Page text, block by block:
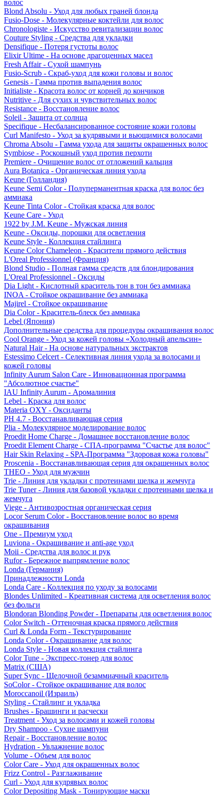
волос
Blond Absolu - Уход для любых граней блонда
Fusio-Dose - Молекулярные коктейли для волос
Chronologiste - Искусство ревитализации волос
Couture Styling - Средства для укладки
Densifique - Потеря густоты волос
Elixir Ultime - На основе драгоценных масел
Fresh Affair - Сухой шампунь
Fusio-Scrub - Скраб-уход для кожи головы и волос
Genesis - Гамма против выпадения волос
Initialiste - Красота волос от корней до кончиков
Nutritive - Для сухих и чувствительных волос
Resistance - Восстановление волос
Soleil - Защита от солнца
Specifique - Несбалансированное состояние кожи головы
Curl Manifesto - Уход за кудрявыми и вьющимися волосами
Chroma Absolu - Гамма ухода для защиты окрашенных волос
Symbiose - Роскошный уход против перхоти
Premiere - Очищение волос от отложений кальция
Aura Botanica - Органическая линия ухода
Keune (Голландия)
Keune Semi Color - Полуперманентная краска для волос без
аммиака
Keune Tinta Color - Стойкая краска для волос
Keune Care - Уход
1922 by J.M. Keune - Мужская линия
Keune - Оксиды, порошки для осветления
Keune Style - Коллекция стайлинга
Keune Color Chameleon - Красители прямого действия
L'Oreal Professionnel (Франция)
Blond Studio - Полная гамма средств для блондирования
L'Oreal Professionnel - Оксиды
Dia Light - Кислотный краситель тон в тон без аммиака
INOA - Стойкое окрашивание без аммиака
Majirel - Стойкое окрашивание
Dia Color - Краситель-блеск без аммиака
Lebel (Япония)
Дополнительные средства для процедуры окрашивания волос
Cool Orange - Уход за кожей головы «Холодный апельсин»
Natural Hair - На основе натуральных экстрактов
Estessimo Celcert - Селективная линия ухода за волосами и
кожей головы
Infinity Aurum Salon Care - Инновационная программа
"Абсолютное счастье"
IAU Infinity Aurum - Аромалиния
Lebel - Краска для волос
Materia OXY - Оксиданты
PH 4.7 - Восстанавливающая серия
Plia - Молекулярное моделирование волос
Proedit Home Charge - Домашнее восстановление волос
Proedit Element Charge - СПА-программа "Счастье для волос"
Hair Skin Relaxing - SPA-Программа "Здоровая кожа головы"
Proscenia - Восстанавливающая серия для окрашенных волос
THEO - Уход для мужчин
Trie - Линия для укладки с протеинами шелка и жемчуга
Trie Tuner - Линия для базовой укладки с протеинами шелка и
жемчуга
Viege - Антивозростная органическая серия
Locor Serum Color - Восстановление волос во время
окрашивания
One - Премиум уход
Luviona - Окрашивание и anti-age уход
Moii - Средства для волос и рук
Rufor - Бережное выпрямление волос
Londa (Германия)
Принадлежности Londa
Londa Care - Коллекция по уходу за волосами
Blondes Unlimited - Креативная система для осветления волос
без фольги
Blondoran Blonding Powder - Препараты для осветления волос
Color Switch - Оттеночная краска прямого действия
Curl & Londa Form - Текстурирование
Londa Color - Окрашивание для волос
Londa Style - Новая коллекция стайлинга
Color Tune - Экспресс-тонер для волос
Matrix (США)
Super Sync - Щелочной безаммиачный краситель
SoColor - Стойкое окрашивание для волос
Moroccanoil (Израиль)
Styling - Стайлинг и укладка
Brushes - Брашинги и расчески
Treatment - Уход за волосами и кожей головы
Dry Shampoo - Сухие шампуни
Repair - Восстановление волос
Hydration - Увлажнение волос
Volume - Объем для волос
Color Care - Уход для окрашенных волос
Frizz Control - Разглаживание
Curl - Уход для кудрявых волос
Color Depositing Mask - Тонирующие маски